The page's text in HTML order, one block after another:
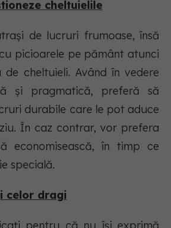
cheltuielile
de lucruri frumoase, însă
picioarele pe pământ atunci
cheltuieli. Având în vedere
și pragmatică, preferă să
durabile care le pot aduce
În caz contrar, vor prefera
economisească, în timp ce
specială.
celor dragi